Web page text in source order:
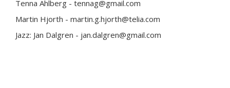
Tenna Ahlberg - tennag@gmail.com
Martin Hjorth - martin.g.hjorth@telia.com
Jazz: Jan Dalgren - jan.dalgren@gmail.com